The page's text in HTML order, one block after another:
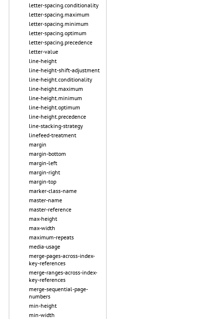
letter-spacing.conditionality
letter-spacing.maximum
letter-spacing.minimum
letter-spacing.optimum
letter-spacing.precedence
letter-value
line-height
line-height-shift-adjustment
line-height.conditionality
line-height.maximum
line-height.minimum
line-height.optimum
line-height.precedence
line-stacking-strategy
linefeed-treatment
margin
margin-bottom
margin-left
margin-right
margin-top
marker-class-name
master-name
master-reference
max-height
max-width
maximum-repeats
media-usage
merge-pages-across-index-
key-references
merge-ranges-across-index-
key-references
merge-sequential-page-
numbers
min-height
min-width